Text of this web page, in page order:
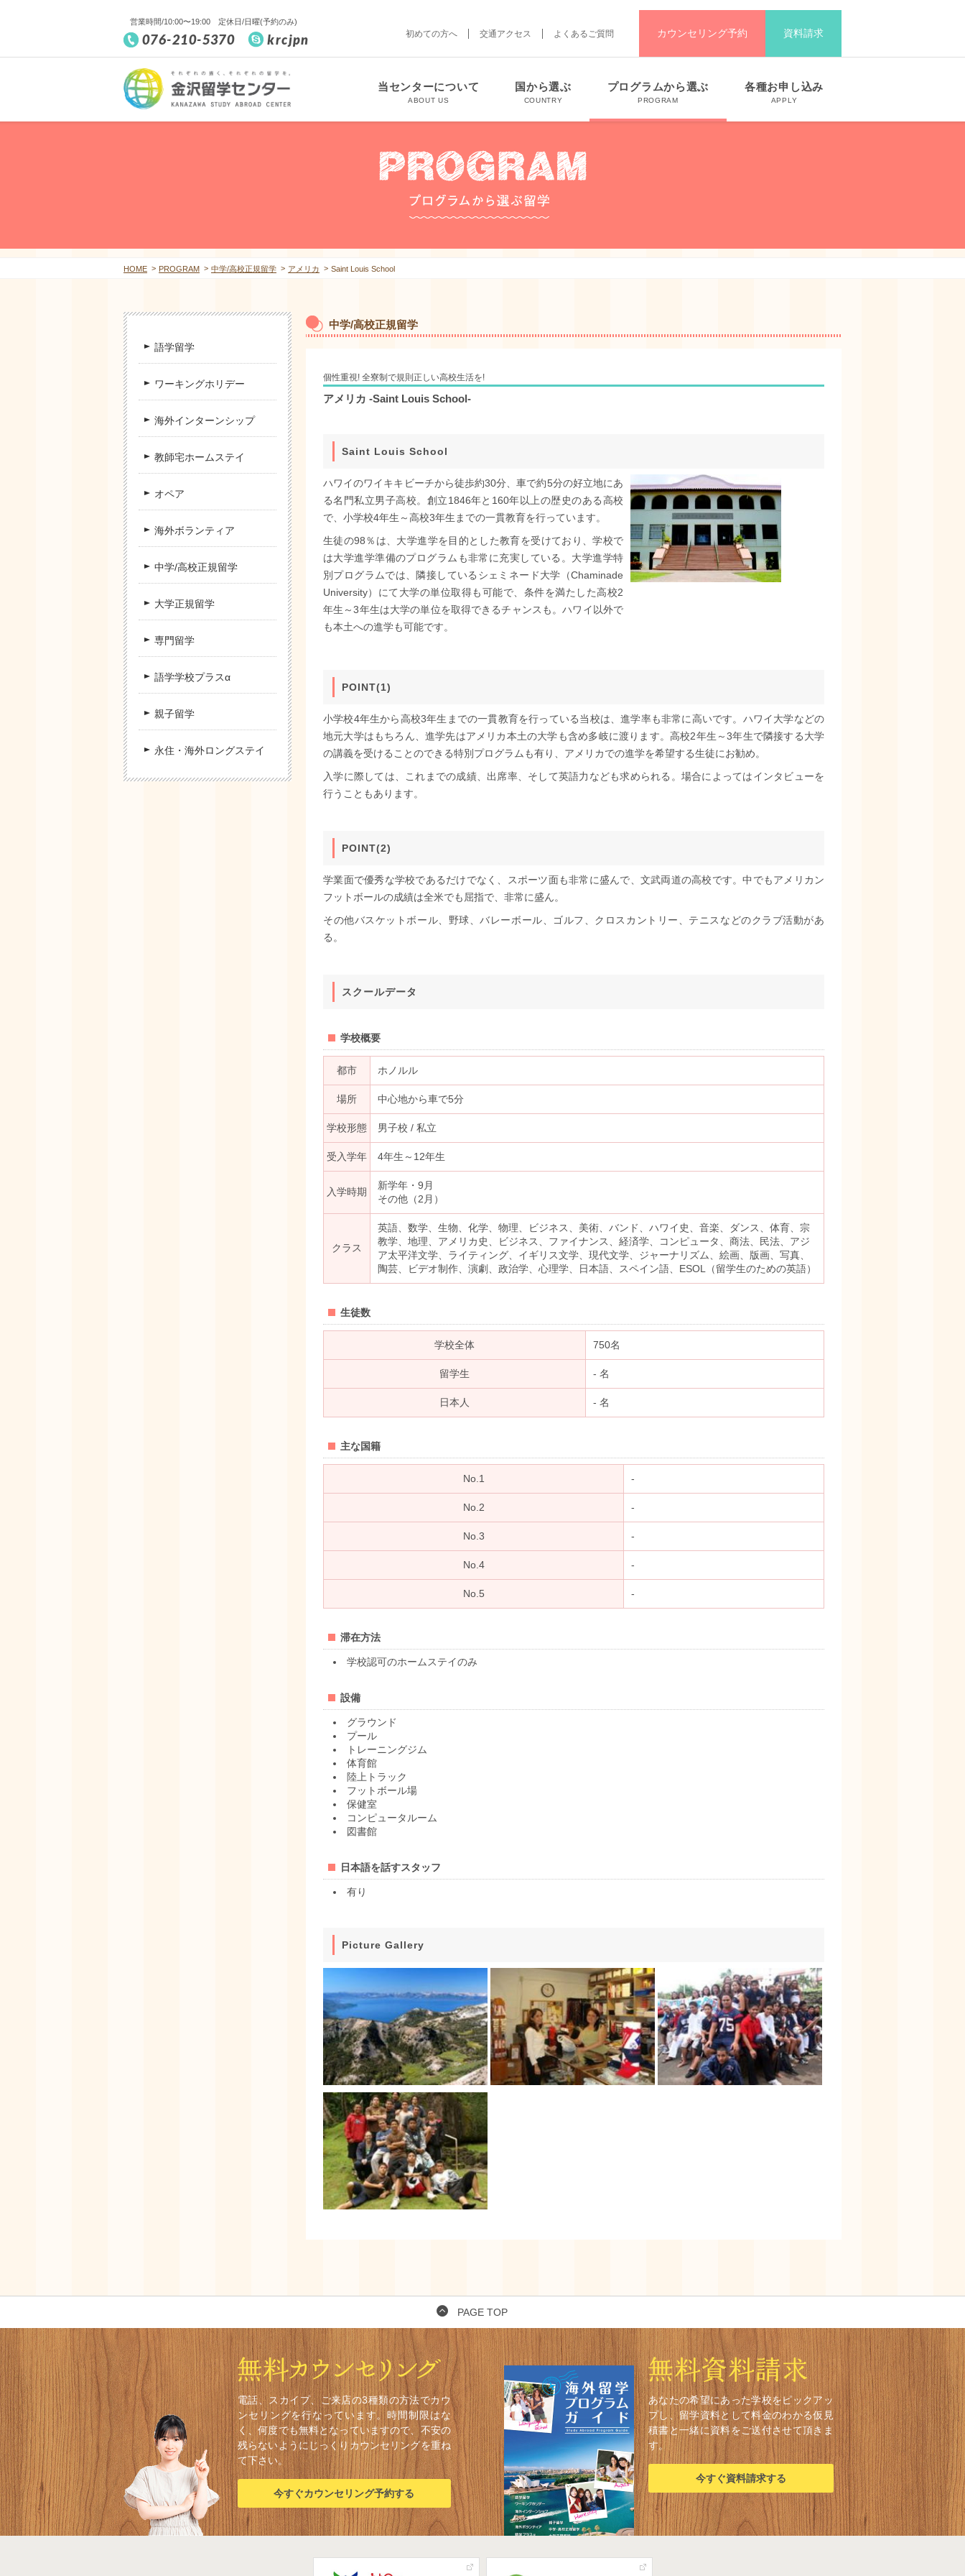
営業時間/10:00〜19:00 定休日/日曜(予約のみ)
076-210-5370 krcjpn 初めての方へ 交通アクセス よくあるご質問 カウンセリング予約 資料請求
当センターについて
ABOUT US
国から選ぶ
COUNTRY
プログラムから選ぶ
PROGRAM
各種お申し込み
APPLY
HOME PROGRAM 中学/高校正規留学 アメリカ Saint Louis School
中学/高校正規留学
個性重視! 全寮制で規則正しい高校生活を!
アメリカ -Saint Louis School-
Saint Louis School
ハワイのワイキキビーチから徒歩約30分、車で約5分の好立地にあ
る名門私立男子高校。創立1846年と160年以上の歴史のある高校
で、小学校4年生～高校3年生までの一貫教育を行っています。
生徒の98％は、大学進学を目的とした教育を受けており、学校で
は大学進学準備のプログラムも非常に充実している。大学進学特
別プログラムでは、隣接しているシェミネード大学（Chaminade
University）にて大学の単位取得も可能で、条件を満たした高校2
年生～3年生は大学の単位を取得できるチャンスも。ハワイ以外で
も本土への進学も可能です。
POINT(1)
小学校4年生から高校3年生までの一貫教育を行っている当校は、進学率も非常に高いです。ハワイ大学などの
地元大学はもちろん、進学先はアメリカ本土の大学も含め多岐に渡ります。高校2年生～3年生で隣接する大学
の講義を受けることのできる特別プログラムも有り、アメリカでの進学を希望する生徒にお勧め。
入学に際しては、これまでの成績、出席率、そして英語力なども求められる。場合によってはインタビューを
行うこともあります。
POINT(2)
学業面で優秀な学校であるだけでなく、スポーツ面も非常に盛んで、文武両道の高校です。中でもアメリカン
フットボールの成績は全米でも屈指で、非常に盛ん。
その他バスケットボール、野球、バレーボール、ゴルフ、クロスカントリー、テニスなどのクラブ活動があ
る。
スクールデータ
学校概要
都市 ホノルル
場所 中心地から車で5分
学校形態 男子校 / 私立
受入学年 4年生～12年生
入学時期
新学年・9月
その他（2月）
クラス
英語、数学、生物、化学、物理、ビジネス、美術、バンド、ハワイ史、音楽、ダンス、体育、宗
教学、地理、アメリカ史、ビジネス、ファイナンス、経済学、コンピュータ、商法、民法、アジ
ア太平洋文学、ライティング、イギリス文学、現代文学、ジャーナリズム、絵画、版画、写真、
陶芸、ビデオ制作、演劇、政治学、心理学、日本語、スペイン語、ESOL（留学生のための英語）
生徒数
学校全体 750名
留学生 - 名
日本人 - 名
主な国籍
No.1 -
No.2 -
No.3 -
No.4 -
No.5 -
滞在方法
学校認可のホームステイのみ
設備
グラウンド
プール
トレーニングジム
体育館
陸上トラック
フットボール場
保健室
コンピュータルーム
図書館
日本語を話すスタッフ
有り
Picture Gallery
語学留学
ワーキングホリデー
海外インターンシップ
教師宅ホームステイ
オペア
海外ボランティア
中学/高校正規留学
大学正規留学
専門留学
語学学校プラスα
親子留学
永住・海外ロングステイ
PAGE TOP
電話、スカイプ、ご来店の3種類の方法でカウ
ンセリングを行なっています。時間制限はな
く、何度でも無料となっていますので、不安の
残らないようにじっくりカウンセリングを重ね
て下さい。
今すぐカウンセリング予約する
あなたの希望にあった学校をピックアッ
プし、留学資料として料金のわかる仮見
積書と一緒に資料をご送付させて頂きま
す。
今すぐ資料請求する